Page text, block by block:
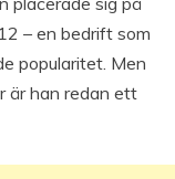
– en bedrift som
popularitet. Men
är han redan ett